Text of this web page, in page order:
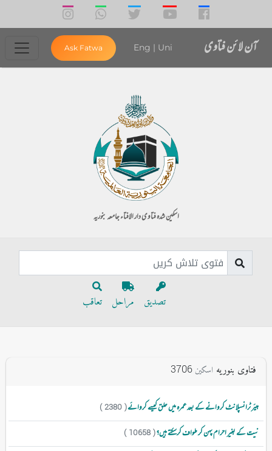
آن لائن فتاوی Eng|Uni
Ask Fatwa
اسکین شدہ فتاوی دار الافتاء جامعہ بنوریہ
تصدیق مراحل تعاقب
فتاوی بنوریه اسکین3706
ہیئر ٹرانسپلانٹ کروانے کے بعد عمرہ میں حلق کیسے کروائے( 2380 )
نیت کے بغیر احرام پہن کر طواف کرسکتے ہیں؟( 10658 )